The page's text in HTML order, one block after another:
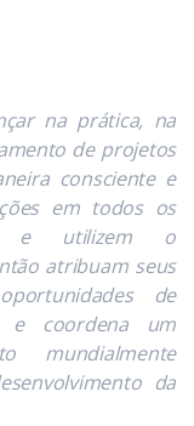
na prática, na
de projetos
consciente e
em todos os
e utilizem o
atribuam seus
de
e coordena um
mundialmente
da